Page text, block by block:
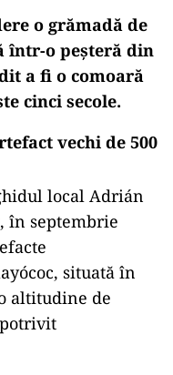
o grămadă de
într-o peșteră din
a fi o comoară
cinci secole.
vechi de 500
local Adrián
în septembrie
situată în
altitudine de